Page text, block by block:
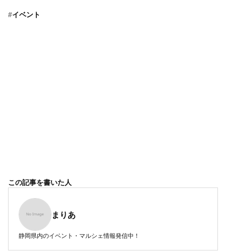
#イベント
この記事を書いた人
まりあ
静岡県内のイベント・マルシェ情報発信中！